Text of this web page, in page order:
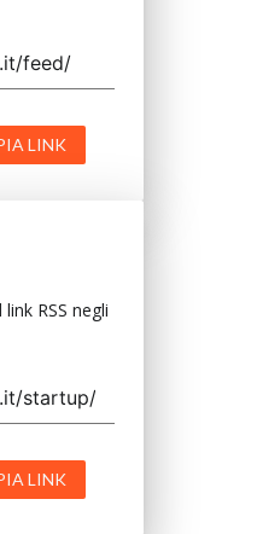
LINK
RSS negli
LINK